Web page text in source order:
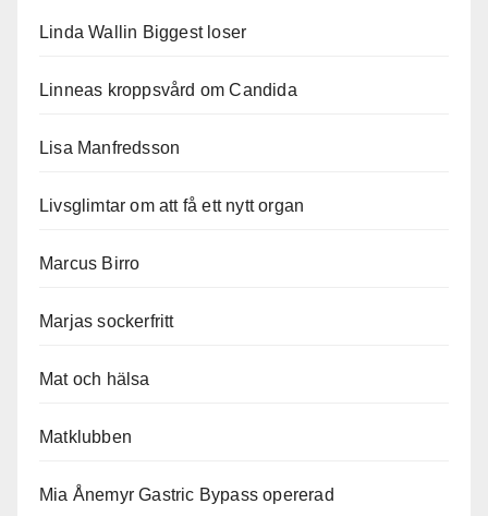
Linda Wallin Biggest loser
Linneas kroppsvård om Candida
Lisa Manfredsson
Livsglimtar om att få ett nytt organ
Marcus Birro
Marjas sockerfritt
Mat och hälsa
Matklubben
Mia Ånemyr Gastric Bypass opererad